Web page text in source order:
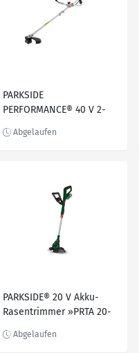
PARKSIDE
PERFORMANCE® 40 V 2-
»PPFSA 40-Li B3«, ohne
PARKSIDE® 20 V Akku-
Rasentrimmer »PRTA 20-
Ladegerät